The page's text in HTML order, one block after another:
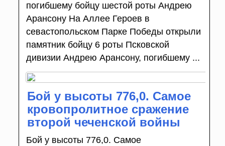
погибшему бойцу шестой роты Андрею
Арансону На Аллее Героев в
севастопольском Парке Победы открыли
памятник бойцу 6 роты Псковской
дивизии Андрею Арансону, погибшему ...
Бой у высоты 776,0. Самое
кровопролитное сражение
второй чеченской войны
Бой у высоты 776,0. Самое